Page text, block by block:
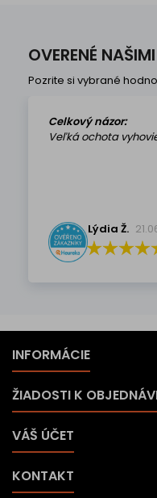
OVERENÉ
Pozrite si vybrané
Celkový názor:
Veľká ochota
Lýdia Ž.
INFORMÁCIE
ŽIADOSTI K
VÁŠ ÚČET
KONTAKT